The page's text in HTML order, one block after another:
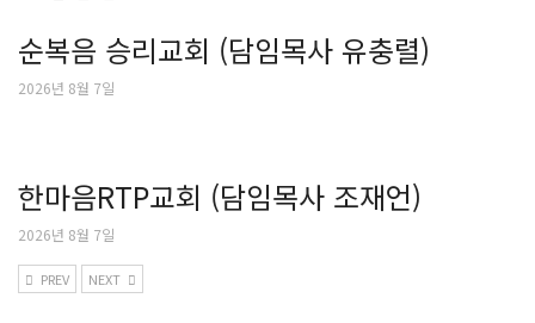
순복음 승리교회 (담임목사 유충렬)
2026년 8월 7일
한마음RTP교회 (담임목사 조재언)
2026년 8월 7일
PREV NEXT